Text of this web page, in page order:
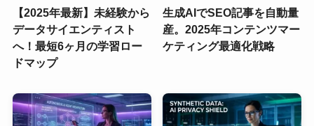
【2025年最新】未経験から
データサイエンティスト
へ！最短6ヶ月の学習ロー
ドマップ
生成AIでSEO記事を自動量
産。2025年コンテンツマー
ケティング最適化戦略